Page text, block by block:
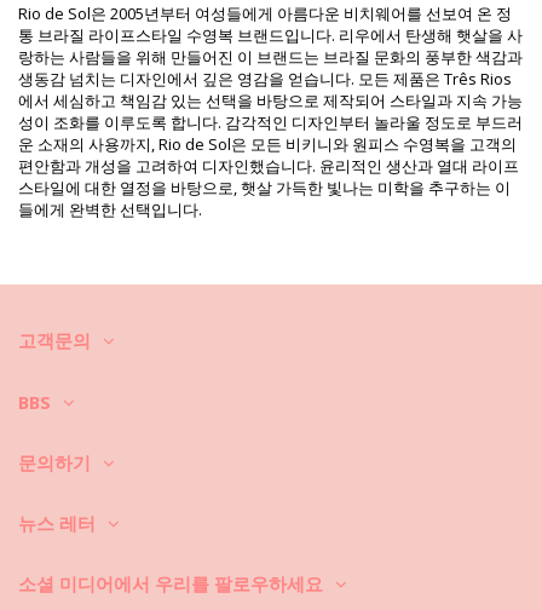
중량: 600g / 1.32lb / 21.16oz
프린트는 동일하지 않으며 컷에 따라 다를 수 있습니다
보정한 사진
세탁 및 관리 안내
관리 안내 사항: Rio de Sol Rain Long Dress
비치웨어는 어떻게 관리하세요?
시즌 동안 비키니 또는 수영복 뿐만 아니라 드레스, 스커트, 쇼트 코트, 반
에 와서 진공 청소기를 사용해도 좋습니다. 또는, 따뜻한 물 안에 담그세요.
섬유가 한결 부드러워지고 모래가 물 아래로 떨어집니다.
2. 비치웨어를 오랜 시간 축축한 상태에서 둘둘 말아놓지 마세요. 왜 그럴
강력한 세제 또는 표백제는 절대로 사용하지 마세요.
4. 꼬리표에 붙은 세탁 설명에 따르세요. 섬유에 따라서 건조 방법이 다릅
Rio de Sol은 2005년부터 여성들에게 아름다운 비치웨어를 선보여 온 정
통 브라질 라이프스타일 수영복 브랜드입니다. 리우에서 탄생해 햇살을 사
랑하는 사람들을 위해 만들어진 이 브랜드는 브라질 문화의 풍부한 색감과
생동감 넘치는 디자인에서 깊은 영감을 얻습니다. 모든 제품은 Três Rios
에서 세심하고 책임감 있는 선택을 바탕으로 제작되어 스타일과 지속 가능
성이 조화를 이루도록 합니다. 감각적인 디자인부터 놀라울 정도로 부드러
운 소재의 사용까지, Rio de Sol은 모든 비키니와 원피스 수영복을 고객의
편안함과 개성을 고려하여 디자인했습니다. 윤리적인 생산과 열대 라이프
스타일에 대한 열정을 바탕으로, 햇살 가득한 빛나는 미학을 추구하는 이
들에게 완벽한 선택입니다.
고객문의
BBS
문의하기
뉴스 레터
소셜 미디어에서 우리를 팔로우하세요